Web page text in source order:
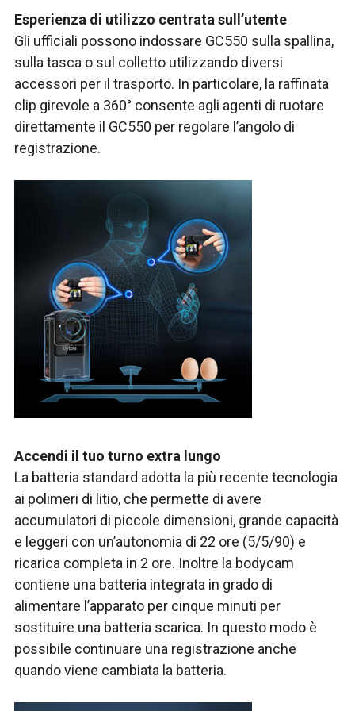
Esperienza di utilizzo centrata sull’utente
Gli ufficiali possono indossare GC550 sulla spallina,
sulla tasca o sul colletto utilizzando diversi
accessori per il trasporto. In particolare, la raffinata
clip girevole a 360° consente agli agenti di ruotare
direttamente il GC550 per regolare l’angolo di
registrazione.
Accendi il tuo turno extra lungo
La batteria standard adotta la più recente tecnologia
ai polimeri di litio, che permette di avere
accumulatori di piccole dimensioni, grande capacità
e leggeri con un’autonomia di 22 ore (5/5/90) e
ricarica completa in 2 ore. Inoltre la bodycam
contiene una batteria integrata in grado di
alimentare l’apparato per cinque minuti per
sostituire una batteria scarica. In questo modo è
possibile continuare una registrazione anche
quando viene cambiata la batteria.